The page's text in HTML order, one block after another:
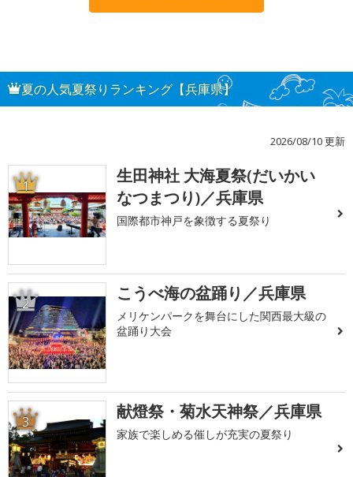
夏の人気夏祭りランキング【兵庫県】
2026/08/10 更新
1
生田神社 大海夏祭(だいかい
なつまつり)／兵庫県
国際都市神戸を象徴する夏祭り
2 こうべ海の盆踊り／兵庫県
メリケンパークを舞台にした関西最大級の
盆踊り大会
3 献燈祭・菊水天神祭／兵庫県
家族で楽しめる催しが充実の夏祭り